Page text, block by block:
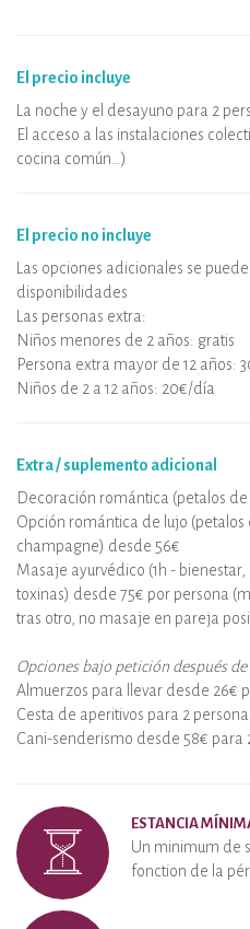
El precio incluye
La noche y el desayuno para 2
El acceso a las instalaciones
cocina común…)
El precio no incluye
Las opciones adicionales se
disponibilidades
Las personas extra:
Niños menores de 2 años: gratis
Persona extra mayor de 12 años:
Niños de 2 a 12 años: 20€/día
Extra / suplemento adicional
Decoración romántica (petalos
Opción romántica de lujo (petalos
champagne) desde 56€
Masaje ayurvédico (1h -
toxinas) desde 75€ por persona
tras otro, no masaje en pareja
Opciones bajo petición después de
Almuerzos para llevar desde 26€
Cesta de aperitivos para 2
Cani-senderismo desde 58€ para
ESTANCIA
Un minimum de
fonction de la